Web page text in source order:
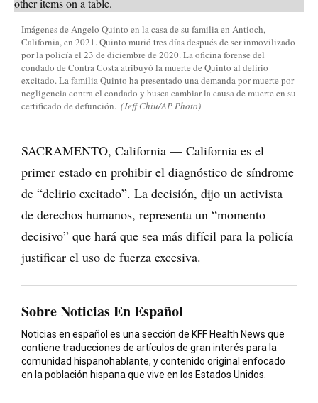
Imágenes de Angelo Quinto en la casa de su familia en Antioch,
California, en 2021. Quinto murió tres días después de ser inmovilizado
por la policía el 23 de diciembre de 2020. La oficina forense del
condado de Contra Costa atribuyó la muerte de Quinto al delirio
excitado. La familia Quinto ha presentado una demanda por muerte por
negligencia contra el condado y busca cambiar la causa de muerte en su
certificado de defunción. (Jeff Chiu/AP Photo)
SACRAMENTO, California — California es el
primer estado en prohibir el diagnóstico de síndrome
de “delirio excitado”. La decisión, dijo un activista
de derechos humanos, representa un “momento
decisivo” que hará que sea más difícil para la policía
justificar el uso de fuerza excesiva.
Sobre Noticias En Español
Noticias en español es una sección de KFF Health News que
contiene traducciones de artículos de gran interés para la
comunidad hispanohablante, y contenido original enfocado
en la población hispana que vive en los Estados Unidos.